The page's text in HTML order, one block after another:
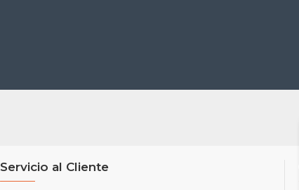
Servicio al Cliente